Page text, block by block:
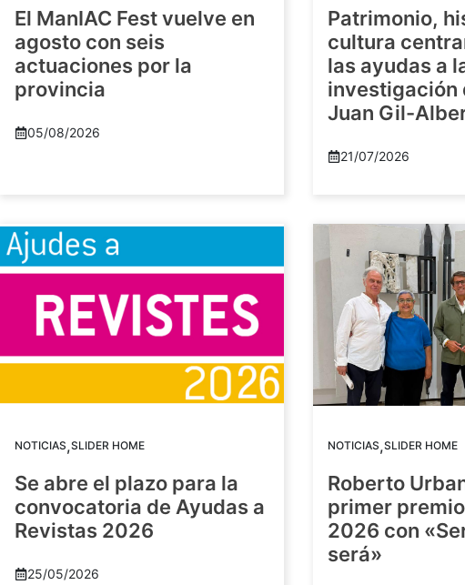
El ManIAC Fest vuelve en
agosto con seis
actuaciones por la
provincia
05/08/2026
Patrimonio,
cultura
las ayudas a
investigación
Juan Gil-
21/07/2026
NOTICIAS,SLIDER HOME
Se abre el plazo para la
convocatoria de Ayudas a
Revistas 2026
25/05/2026
NOTICIAS,SLIDER HOME
Roberto
primer
2026 con
será»